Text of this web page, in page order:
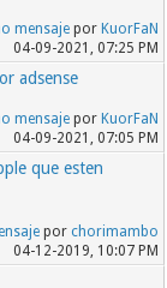
mensajepor KuorFaN
04-09-2021, 07:25 PM
adsense
mensajepor KuorFaN
04-09-2021, 07:05 PM
que esten
por chorimambo
04-12-2019, 10:07 PM